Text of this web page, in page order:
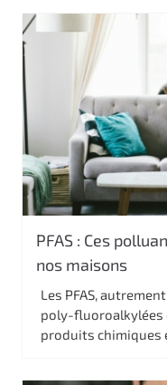
PFAS : Ces
nos maisons
Les PFAS,
poly-fluoroalkylées
produits chimiques